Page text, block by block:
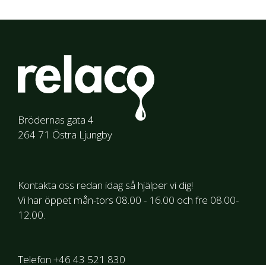
Brödernas gata 4
264 71 Östra Ljungby
Kontakta oss redan idag så hjälper vi dig!
Vi har öppet mån-tors 08.00 - 16.00 och fre 08.00-
12.00.
Telefon +46 43 521 830